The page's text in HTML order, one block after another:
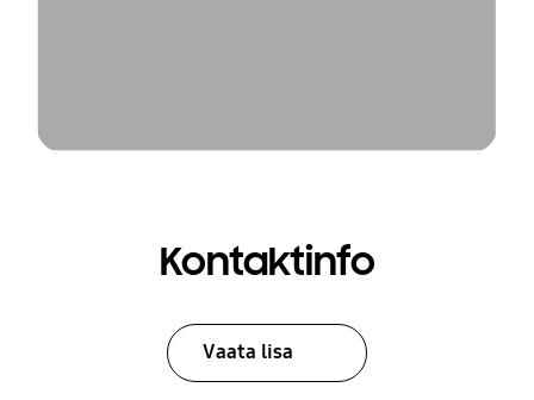
Kontaktinfo
Vaata lisa